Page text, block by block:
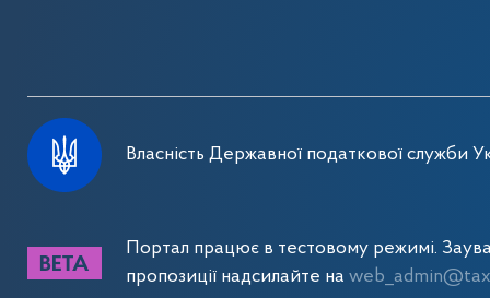
Власність Державної податкової служби
Портал працює в тестовому режимі.
пропозиції надсилайте на